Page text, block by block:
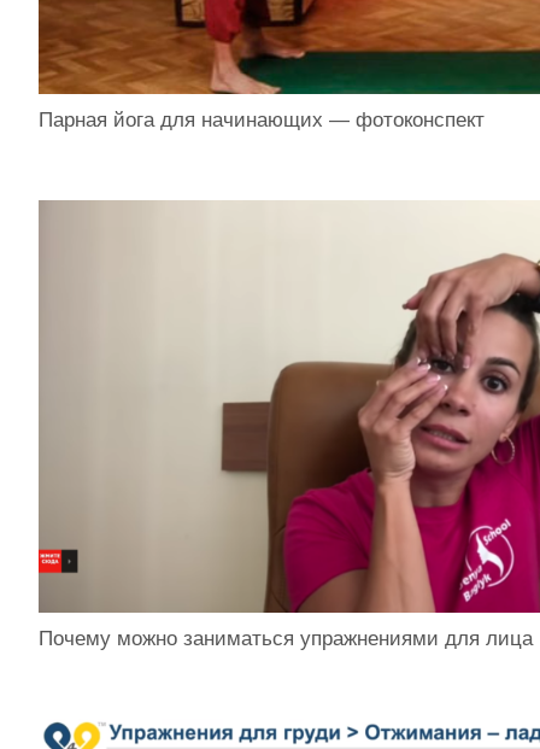
Парная йога для начинающих — фотоконспект
Почему можно заниматься упражнениями для лица